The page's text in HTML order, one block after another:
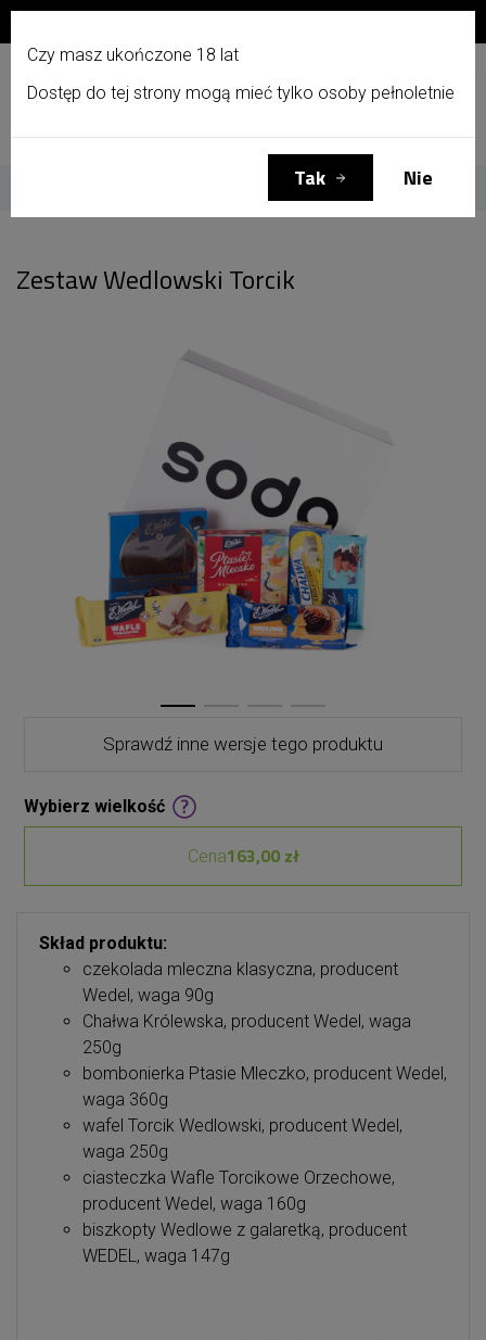
Menu Zaloguj się Koszyk (0)
Zestaw Wedlowski Torcik
Sprawdź inne wersje tego produktu
Wybierz wielkość
Cena163,00 zł
Skład produktu:
czekolada mleczna klasyczna, producent
Wedel, waga 90g
Chałwa Królewska, producent Wedel, waga
250g
bombonierka Ptasie Mleczko, producent Wedel,
waga 360g
wafel Torcik Wedlowski, producent Wedel,
waga 250g
ciasteczka Wafle Torcikowe Orzechowe,
producent Wedel, waga 160g
biszkopty Wedlowe z galaretką, producent
WEDEL, waga 147g
Czy masz ukończone 18 lat
Dostęp do tej strony mogą mieć tylko osoby pełnoletnie
Tak Nie